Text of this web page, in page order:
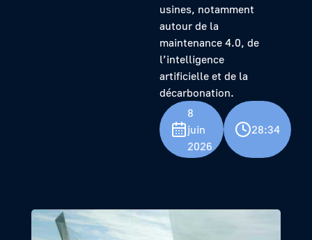
usines, notamment
autour de la
maintenance 4.0, de
l’intelligence
artificielle et de la
décarbonation.
8
juin
2026
28:34